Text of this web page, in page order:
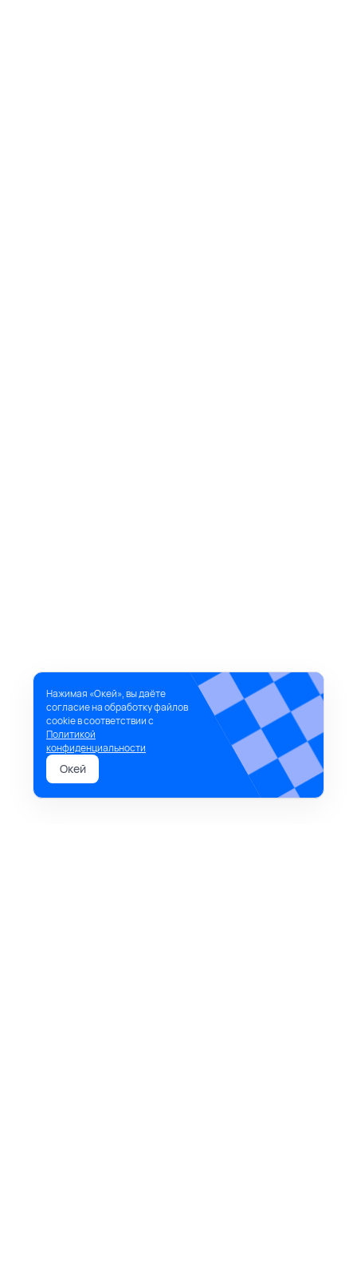
Нажимая «Окей», вы даёте
согласие на обработку файлов
cookie в соответствии с
Политикой
конфиденциальности
Окей